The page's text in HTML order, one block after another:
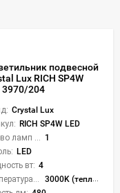
подвесной
Lux RICH SP4W
3970/204
Crystal Lux
RICH SP4W LED
Кол-во ламп или LED: 1
LED
вт: 4
Температура света:
3000K (теплый)